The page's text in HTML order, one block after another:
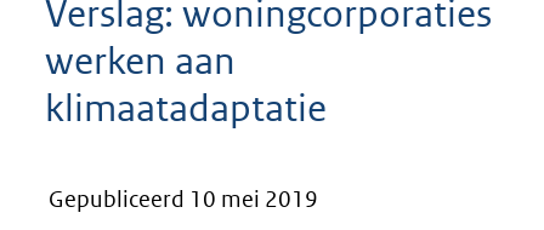
Verslag: woningcorporaties
werken aan
klimaatadaptatie
Gepubliceerd 10 mei 2019